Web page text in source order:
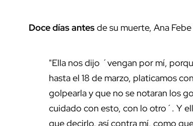
Doce días antesde su muerte, Ana Febe
"Ella nos dijo ´vengan por mí,
hasta el 18 de marzo, platicamos
golpearla y que no se notaran los
cuidado con esto, con lo otro´. Y
que decirlo, así contra mí, como